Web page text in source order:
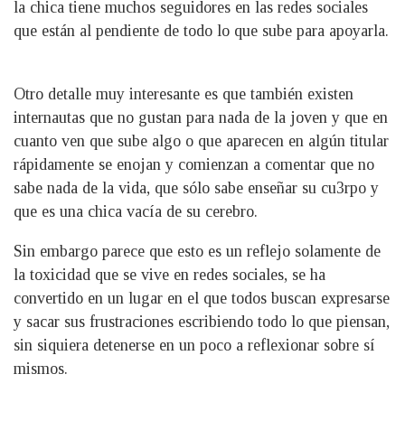
la chica tiene muchos seguidores en las redes sociales
que están al pendiente de todo lo que sube para apoyarla.
Otro detalle muy interesante es que también existen
internautas que no gustan para nada de la joven y que en
cuanto ven que sube algo o que aparecen en algún titular
rápidamente se enojan y comienzan a comentar que no
sabe nada de la vida, que sólo sabe enseñar su cu3rpo y
que es una chica vacía de su cerebro.
Sin embargo parece que esto es un reflejo solamente de
la toxicidad que se vive en redes sociales, se ha
convertido en un lugar en el que todos buscan expresarse
y sacar sus frustraciones escribiendo todo lo que piensan,
sin siquiera detenerse en un poco a reflexionar sobre sí
mismos.